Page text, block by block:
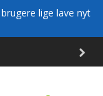
lige lave nyt
FORTRYDELSESRET